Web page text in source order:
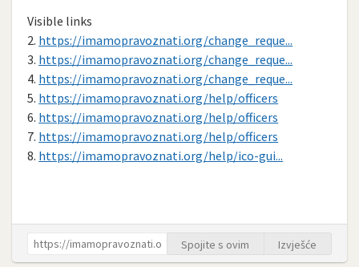
Visible links
2. https://imamopravoznati.org/change_reque...
3. https://imamopravoznati.org/change_reque...
4. https://imamopravoznati.org/change_reque...
5. https://imamopravoznati.org/help/officers
6. https://imamopravoznati.org/help/officers
7. https://imamopravoznati.org/help/officers
8. https://imamopravoznati.org/help/ico-gui...
Spojite s ovim Izvješće